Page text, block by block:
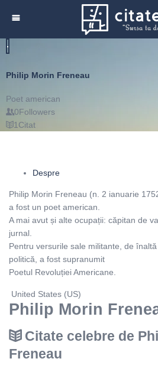
Philip Morin Freneau
Poet american
0Followers
1Citat
Despre
Philip Morin Freneau (n. 2 ianuarie
a fost un poet american.
A mai avut și alte ocupații: căpitan de
jurnal.
Pentru versurile sale militante, de
politică, a fost supranumit
Poetul Revoluției Americane.
United States (US)
Philip Morin
Citate celebre de
Freneau